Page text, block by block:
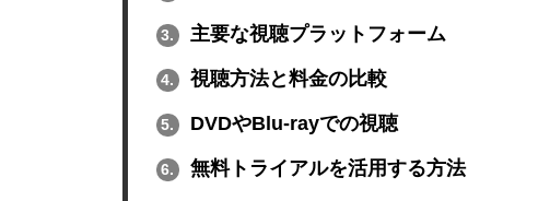
3. 主要な視聴プラットフォーム
4. 視聴方法と料金の比較
5. DVDやBlu-rayでの視聴
6. 無料トライアルを活用する方法